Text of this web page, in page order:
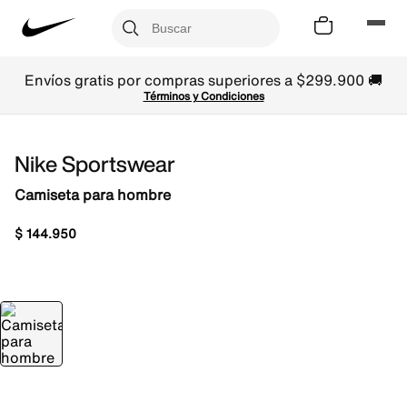
Envíos gratis por compras superiores a $299.900 🚚
Términos y Condiciones
Nike Sportswear
Camiseta para hombre
$144.950